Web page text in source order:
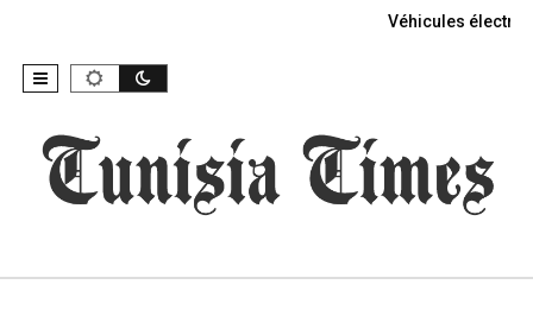
Véhicules